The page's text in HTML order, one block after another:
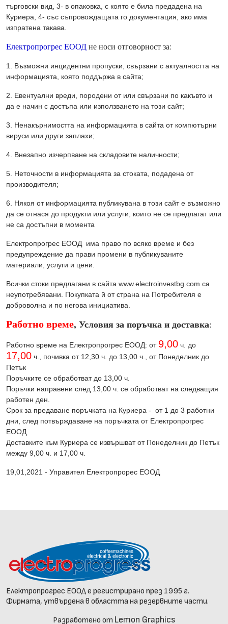
търговски вид, 3- в опаковка, с която е била предадена на
Куриера, 4- със съпровождащата го документация, ако има
изпратена такава.
Електропрогрес ЕООДне носи отговорност за:
1. Възможни инцидентни пропуски, свързани с актуалността на
информацията, която поддържа в сайта;
2. Евентуални вреди, породени от или свързани по какъвто и
да е начин с достъпа или използването на този сайт;
3. Ненакърнимостта на информацията в сайта от компютърни
вируси или други заплахи;
4. Внезапно изчерпване на складовите наличности;
5. Неточности в информацията за стоката, подадена от
производителя;
6. Някоя от информацията публикувана в този сайт е възможно
да се отнася до продукти или услуги, които не се предлагат или
не са достъпни в момента
Електропрогрес ЕООД има право по всяко време и без
предупреждение да прави промени в публикуваните
материали, услуги и цени.
Всички стоки предлагани в сайта www.electroinvestbg.com са
неупотребявани. Покупката й от страна на Потребителя е
доброволна и по негова инициатива.
Работно време, Условия за поръчка и доставка:
Работно време на Електропрогрес ЕООД: от 9,00 ч. до
17,00 ч., почивка от 12,30 ч. до 13,00 ч., от Понеделник до
Петък
Поръчките се обработват до 13,00 ч.
Поръчки направени след 13,00 ч. се обработват на следващия
работен ден.
Срок за предаване поръчката на Куриера - от 1 до 3 работни
дни, след потвърждаване на поръчката от Електропрогрес
ЕООД
Доставките към Куриера се извършват от Понеделник до Петък
между 9,00 ч. и 17,00 ч.
19,01,2021 - Управител Електропрорес ЕООД
Електропрогрес ЕООД е регистрирано през 1995 г.
Фирмата, утвърдена в областта на резервните части.
Разработено от Lemon Graphics